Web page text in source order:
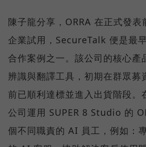
陳子龍分享，ORRA 在正式發表
企業試用，SecureTalk 便是最
合作案例之一。該公司的核心產
辨識與翻譯工具，初期在群眾募
前已順利達標並進入出貨階段。
公司運用 SUPER 8 Studio 的
個不同職責的 AI 員工，例如：